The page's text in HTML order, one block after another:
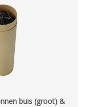
buis (groot) &